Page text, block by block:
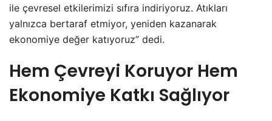
ile çevresel etkilerimizi sıfıra indiriyoruz. Atıkları
yalnızca bertaraf etmiyor, yeniden kazanarak
ekonomiye değer katıyoruz” dedi.
Hem Çevreyi Koruyor Hem
Ekonomiye Katkı Sağlıyor